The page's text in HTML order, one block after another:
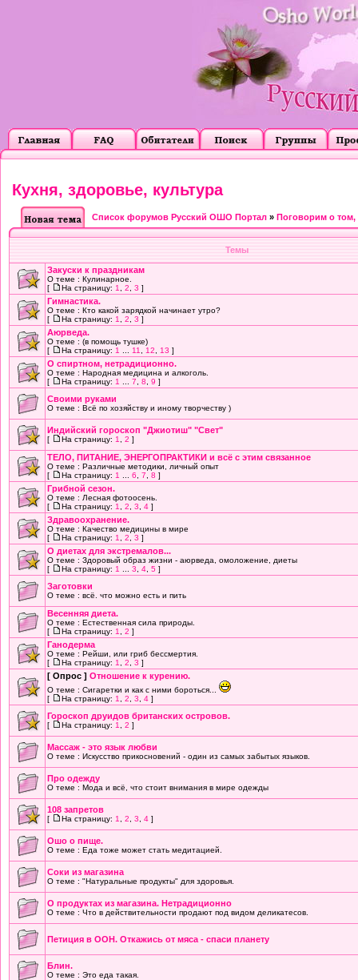
Кухня, здоровье, культура
Список форумов Русский ОШО Портал » Поговорим о том,
Темы
Закуски к праздникам
О теме : Кулинарное.
[
На страницу: 1 2 3 ]
Гимнастика.
О теме : Кто какой зарядкой начинает утро?
[
На страницу: 1 2 3 ]
Аюрведа.
О теме : (в помощь тушке)
[
На страницу: 1 11 12 13 ]
О cпиртном, нетрадиционно.
О теме : Народная медицина и алкоголь.
[
На страницу: 1 7 8 9 ]
Своими руками
О теме : Всё по хозяйству и иному творчеству )
Индийский гороскоп "Джиотиш" "Свет"
[ На страницу: 1 2 ]
ТЕЛО, ПИТАНИЕ, ЭНЕРГОПРАКТИКИ и всё с этим связанное
О теме : Различные методики, личный опыт
[
На страницу: 1 6 7 8 ]
Грибной сезон.
О теме : Лесная фотоосень.
[
На страницу: 1 2 3 4 ]
Здравоохранение.
О теме : Качество медицины в мире
[
На страницу: 1 2 3 ]
О диетах для экстремалов...
О теме : Здоровый образ жизни - аюрведа, омоложение, диеты
[
На страницу: 1 3 4 5 ]
Заготовки
О теме : всё. что можно есть и пить
Весенняя диета.
О теме : Естественная сила природы.
[
На страницу: 1 2 ]
Ганодерма
О теме : Рейши, или гриб бессмертия.
[
На страницу: 1 2 3 ]
[ Опрос ] Отношение к курению.
О теме : Сигаретки и как с ними бороться...
[
На страницу: 1 2 3 4 ]
Гороскоп друидов британских островов.
[ На страницу: 1 2 ]
Массаж - это язык любви
О теме : Искусство прикосновений - один из самых забытых языков.
Про одежду
О теме : Мода и всё, что стоит внимания в мире одежды
108 запретов
[ На страницу: 1 2 3 4 ]
Ошо о пище.
О теме : Еда тоже может стать медитацией.
Cоки из магазина
О теме : "Натуральные продукты" для здоровья.
О продуктах из магазина. Нетрадиционно
О теме : Что в действительности продают под видом деликатесов.
Петиция в ООН. Откажись от мяса - спаси планету
Блин.
О теме : Это еда такая.